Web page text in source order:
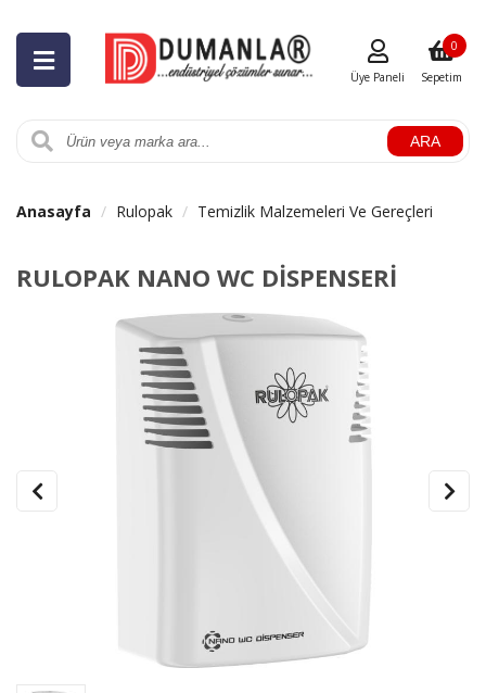
ARA
Üye Paneli Sepetim
0
Anasayfa Rulopak Temizlik Malzemeleri Ve Gereçleri
RULOPAK NANO WC DİSPENSERİ